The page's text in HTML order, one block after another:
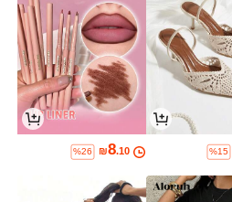
%15
₪8.10
%26